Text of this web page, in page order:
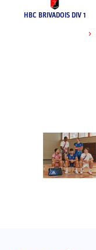
HBC BRIVADOIS DIV 1